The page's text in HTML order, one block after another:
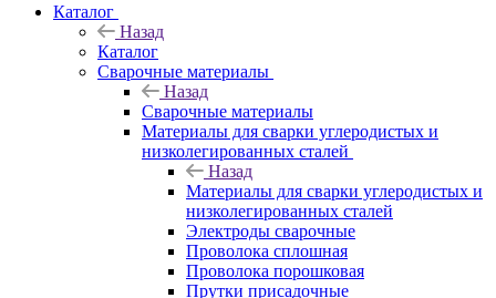
Каталог
Назад
Каталог
Сварочные материалы
Назад
Сварочные материалы
Материалы для сварки углеродистых и
низколегированных сталей
Назад
Материалы для сварки углеродистых и
низколегированных сталей
Электроды сварочные
Проволока сплошная
Проволока порошковая
Прутки присадочные